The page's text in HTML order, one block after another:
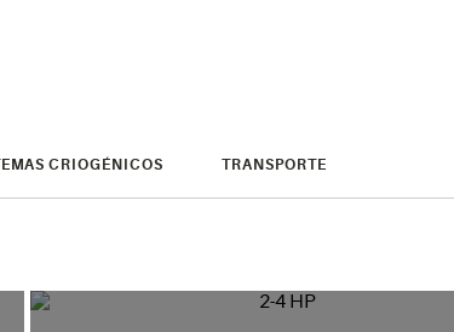
CRIOGÉNICOS TRANSPORTE